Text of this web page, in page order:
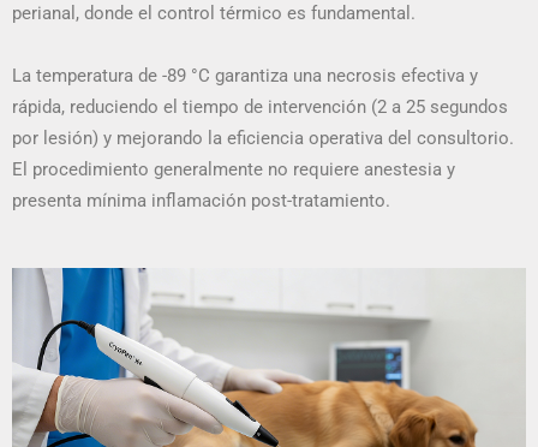
perianal, donde el control térmico es fundamental.
La temperatura de -89 °C garantiza una necrosis efectiva y
rápida, reduciendo el tiempo de intervención (2 a 25 segundos
por lesión) y mejorando la eficiencia operativa del consultorio.
El procedimiento generalmente no requiere anestesia y
presenta mínima inflamación post-tratamiento.